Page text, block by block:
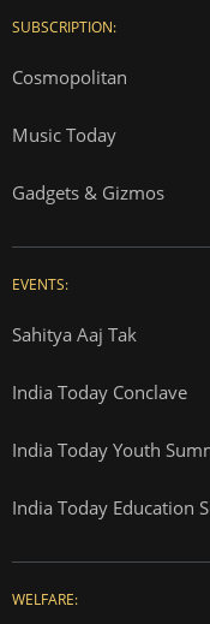
SUBSCRIPTION:
Cosmopolitan
Music Today
Gadgets & Gizmos
EVENTS:
Sahitya Aaj Tak
India Today Conclave
India Today Youth
India Today Education
WELFARE: